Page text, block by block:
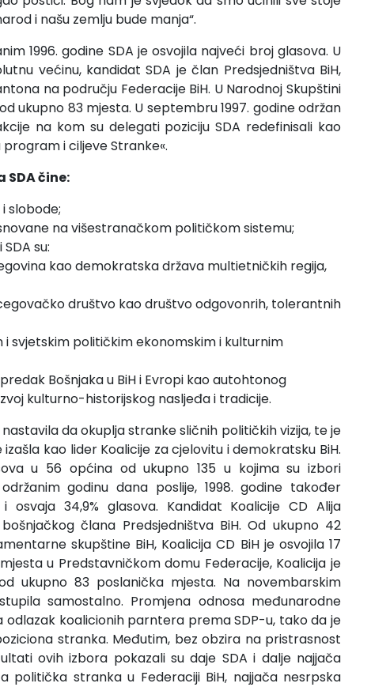
i našu zemlju bude manja“.
1996. godine SDA je osvojila najveći broj glasova. U
većinu, kandidat SDA je član Predsjedništva BiH,
na području Federacije BiH. U Narodnoj Skupštini
ukupno 83 mjesta. U septembru 1997. godine održan
na kom su delegati poziciju SDA redefinisali kao
i ciljeve Stranke«.
čine:
slobode;
na višestranačkom političkom sistemu;
su:
kao demokratska država multietničkih regija,
društvo kao društvo odgovonrih, tolerantnih
i svjetskim političkim ekonomskim i kulturnim
Bošnjaka u BiH i Evropi kao autohtonog
kulturno-historijskog nasljeđa i tradicije.
da okuplja stranke sličnih političkih vizija, te je
kao lider Koalicije za cjelovitu i demokratsku BiH.
u 56 općina od ukupno 135 u kojima su izbori
godinu dana poslije, 1998. godine također
34,9% glasova. Kandidat Koalicije CD Alija
člana Predsjedništva BiH. Od ukupno 42
skupštine BiH, Koalicija CD BiH je osvojila 17
u Predstavničkom domu Federacije, Koalicija je
ukupno 83 poslanička mjesta. Na novembarskim
samostalno. Promjena odnosa međunarodne
koalicionih parntera prema SDP-u, tako da je
stranka. Međutim, bez obzira na pristrasnost
ovih izbora pokazali su daje SDA i dalje najjača
politička stranka u Federaciji BiH, najjača nesrpska